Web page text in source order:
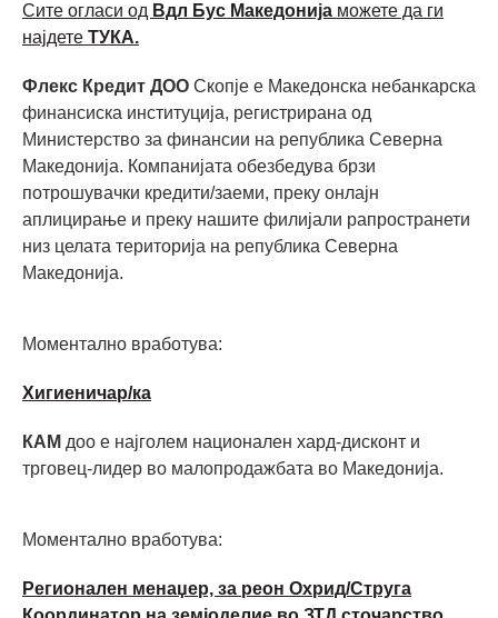
Сите огласи од Вдл Бус Македонија можете да ги
најдете ТУКА.
Флекс Кредит ДОО Скопје е Македонска небанкарска
финансиска институција, регистрирана од
Министерство за финансии на република Северна
Македонија. Компанијата обезбедува брзи
потрошувачки кредити/заеми, преку онлајн
аплицирање и преку нашите филијали рапространети
низ целата територија на република Северна
Македонија.
Моментално вработува:
Хигиеничар/ка
КАМ доо е најголем национален хард-дисконт и
трговец-лидер во малопродажбата во Македонија.
Моментално вработува:
Регионален менаџер, за реон Охрид/Струга